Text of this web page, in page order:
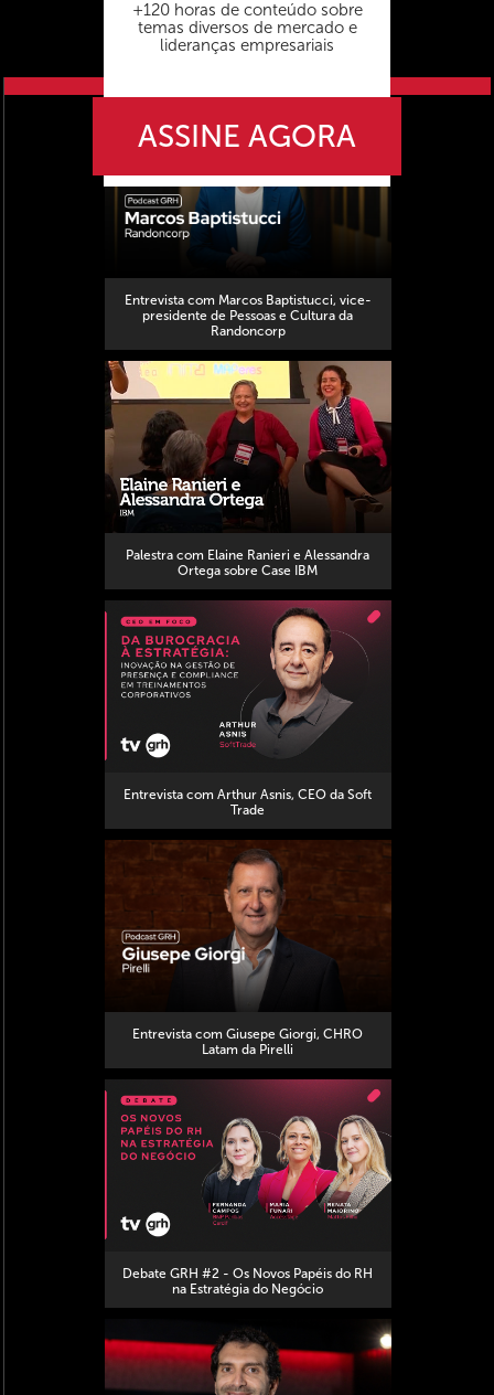
+120 horas de conteúdo sobre
temas diversos de mercado e
lideranças empresariais
ASSINE AGORA
Entrevista com Marcos Baptistucci, vice-
presidente de Pessoas e Cultura da
Randoncorp
Palestra com Elaine Ranieri e Alessandra
Ortega sobre Case IBM
Entrevista com Arthur Asnis, CEO da Soft
Trade
Entrevista com Giusepe Giorgi, CHRO
Latam da Pirelli
Debate GRH #2 - Os Novos Papéis do RH
na Estratégia do Negócio